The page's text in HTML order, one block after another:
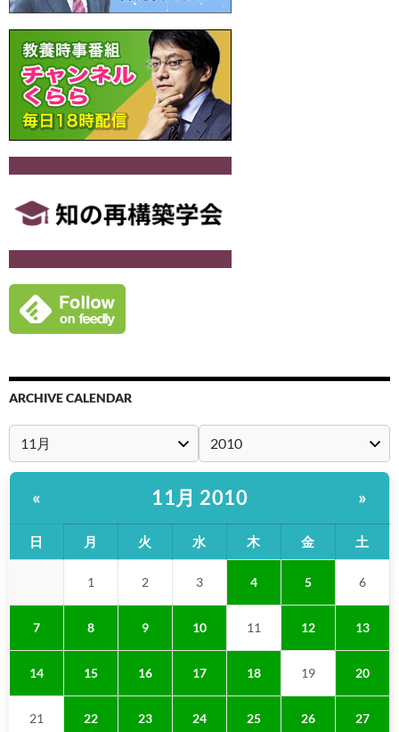
ョ
ン
ARCHIVE CALENDAR
« 11月 2010 »
日 月 火 水 木 金 土
1 2 3 4 5 6
7 8 9 10 11 12 13
14 15 16 17 18 19 20
21 22 23 24 25 26 27